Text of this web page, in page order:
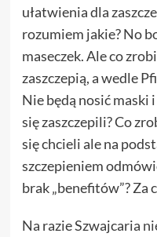
ułatwienia dla
rozumiem jakie? No
maseczek. Ale co
zaszczepią, a wedle
Nie będą nosić maski
się zaszczepili? Co
się chcieli ale na
szczepieniem
brak „benefitów”? Za
Na razie Szwajcaria